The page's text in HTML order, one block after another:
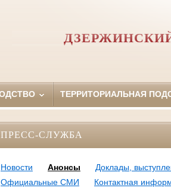
ТЕРРИТОРИАЛЬНАЯ
ПРЕСС-СЛУЖБА
Новости Анонсы Доклады,
Официальные СМИ
Контактная